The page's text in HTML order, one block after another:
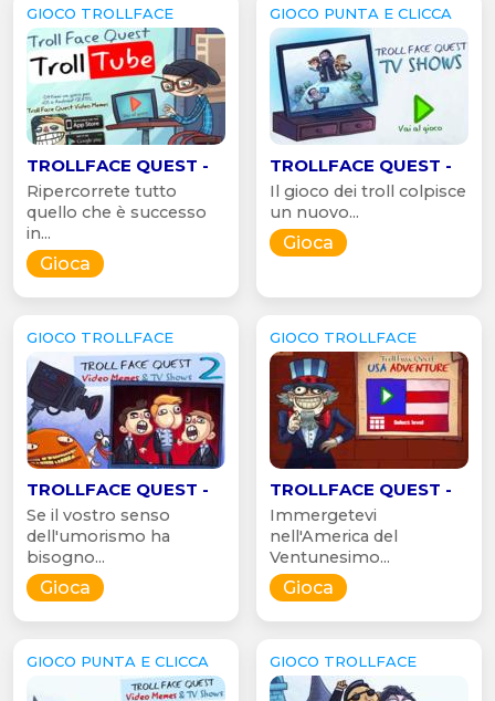
GIOCO TROLLFACE
TROLLFACE QUEST -
Ripercorrete tutto
quello che è successo
in...
Gioca
GIOCO PUNTA E CLICCA
TROLLFACE QUEST -
Il gioco dei troll colpisce
un nuovo...
Gioca
GIOCO TROLLFACE
TROLLFACE QUEST -
Se il vostro senso
dell'umorismo ha
bisogno...
Gioca
GIOCO TROLLFACE
TROLLFACE QUEST -
Immergetevi
nell'America del
Ventunesimo...
Gioca
GIOCO PUNTA E CLICCA GIOCO TROLLFACE